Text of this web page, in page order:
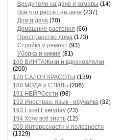
Вредители на даче и комары (14)
Все что растет на даче (237)
Дом и дача (70)
Домашние растения (66)
Пространство дома (173)
Стройка и ремонт (93)
Уборка и химия (81)
160 ВИНТАЖики и вдохновлялки
(200)
170 САЛОН КРАСОТЫ (139)
180 МОДА и СТИЛЬ (206)
191 НЕЙРОсети (98)
192 Иностран. язык - обучалка (32)
193 Excel Everyday (23)
194 Хочу всё знать (12)
200 Интересности и полезности
(1329)